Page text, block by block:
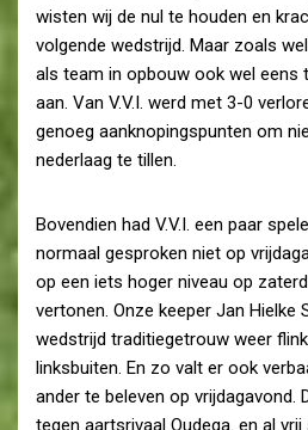
wisten wij de nul te houden en
volgende wedstrijd. Maar zoals
als team in opbouw ook wel eens
aan. Van V.V.I. werd met 3-0
genoeg aanknopingspunten om
nederlaag te tillen.
Bovendien had V.V.I. een paar
normaal gesproken niet op
op een iets hoger niveau op
vertonen. Onze keeper Jan Hielke
wedstrijd traditiegetrouw weer
linksbuiten. En zo valt er ook
ander te beleven op vrijdagavond.
tegen aartsrivaal Oudega. en al